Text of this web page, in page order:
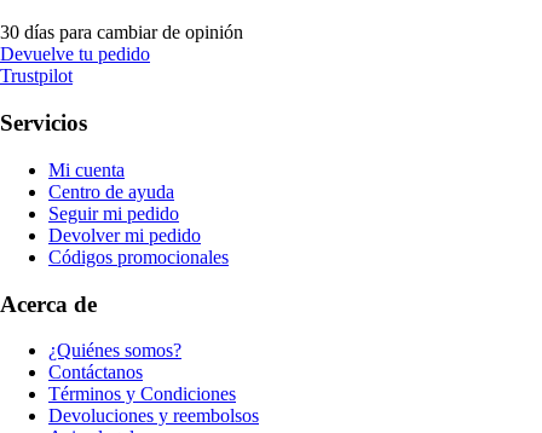
30 días para cambiar de opinión
Devuelve tu pedido
Trustpilot
Servicios
Mi cuenta
Centro de ayuda
Seguir mi pedido
Devolver mi pedido
Códigos promocionales
Acerca de
¿Quiénes somos?
Contáctanos
Términos y Condiciones
Devoluciones y reembolsos